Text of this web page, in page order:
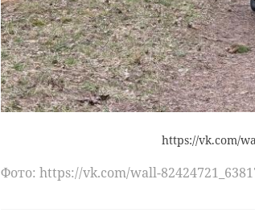
https://vk.com/
Фото: https://vk.com/wall-